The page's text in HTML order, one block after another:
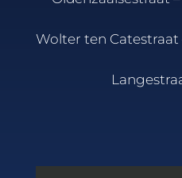
Wolter ten Catestraat